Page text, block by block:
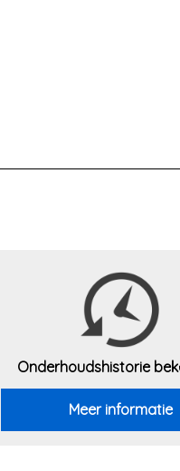
Onderhoudshistorie
Meer informatie